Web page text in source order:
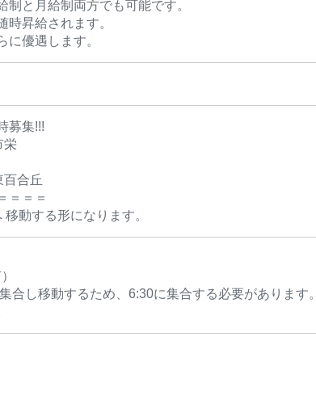
と月給制両方でも可能です。
昇給されます。
優遇します。
募集!!!
栄
合丘
＝＝＝
動する形になります。
合し移動するため、6:30に集合する必要があります。